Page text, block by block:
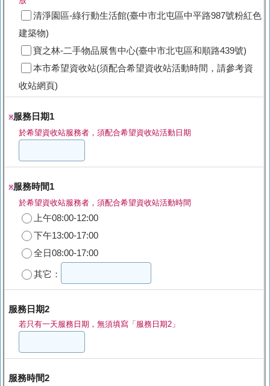
清淨園區-綠行動生活館(臺中市北屯區中平路987號粉紅色
建築物)
寶之林-二手物品展售中心(臺中市北屯區和順路439號)
本市希望資收站(須配合希望資收站活動時間，請參考資
收站網頁)
※服務日期1
於希望資收站服務者，須配合希望資收站活動日期
※服務時間1
於希望資收站服務者，須配合希望資收站活動時間
上午08:00-12:00
下午13:00-17:00
全日08:00-17:00
其它：
服務日期2
若只有一天服務日期，無須填寫「服務日期2」
服務時間2